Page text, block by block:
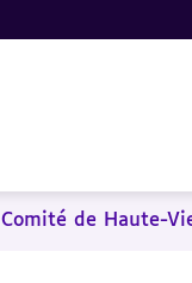
Comité de Haute-